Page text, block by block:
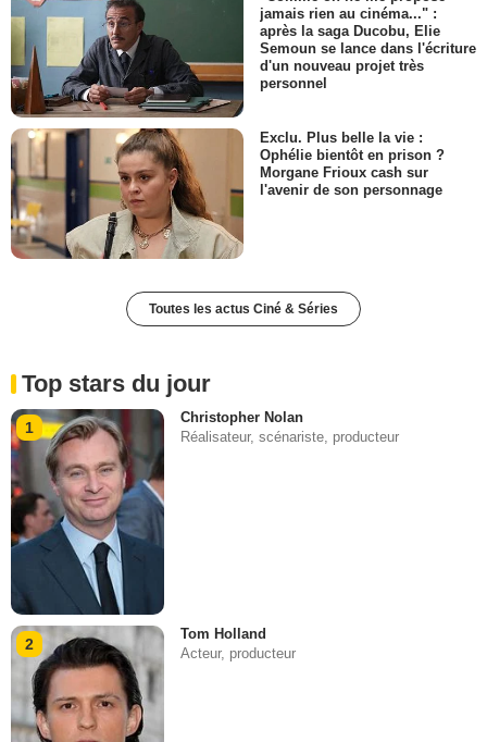
jamais rien au cinéma..." :
après la saga Ducobu, Elie
Semoun se lance dans l'écriture
d'un nouveau projet très
personnel
Exclu. Plus belle la vie :
Ophélie bientôt en prison ?
Morgane Frioux cash sur
l'avenir de son personnage
Toutes les actus Ciné & Séries
Top stars du jour
1
Christopher Nolan
Réalisateur, scénariste, producteur
2
Tom Holland
Acteur, producteur